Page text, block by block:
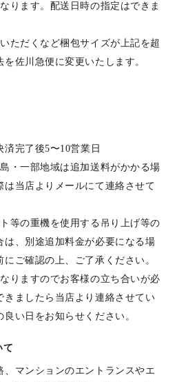
ります。配送日時の指定はできま
ただくなど梱包サイズが上記を超
佐川急便に変更いたします。
済完了後5〜10営業日
・一部地域は追加送料がかかる場
は当店よりメールにて連絡させて
等の重機を使用する吊り上げ等の
は、別途追加料金が必要になる場
ご確認の上、ご了承ください。
りますのでお客様の立ち合いが必
きましたら当店より連絡させてい
い日をお知らせください。
て
、マンションのエントランスやエ